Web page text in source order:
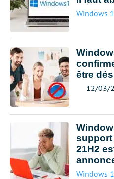
Windows
être
12/03/
support
21H2
Windows